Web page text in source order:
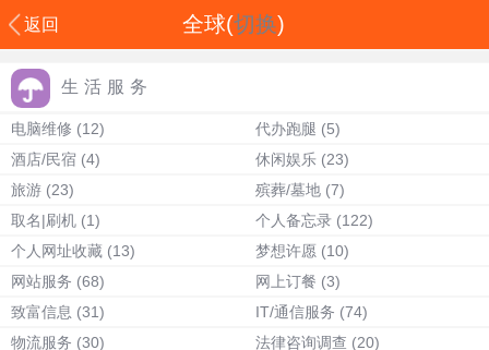
返回 全球(切换)
生活服务
电脑维修 (12) 代办跑腿 (5)
酒店/民宿 (4) 休闲娱乐 (23)
旅游 (23) 殡葬/墓地 (7)
取名|刷机 (1) 个人备忘录 (122)
个人网址收藏 (13) 梦想许愿 (10)
网站服务 (68) 网上订餐 (3)
致富信息 (31) IT/通信服务 (74)
物流服务 (30) 法律咨询调查 (20)